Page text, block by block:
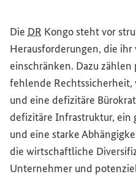
Die DR Kongo steht vor
Herausforderungen, die
einschränken. Dazu
fehlende
und eine defizitäre
defizitäre Infrastruktur, ein
und eine starke
die wirtschaftliche
Unternehmer und